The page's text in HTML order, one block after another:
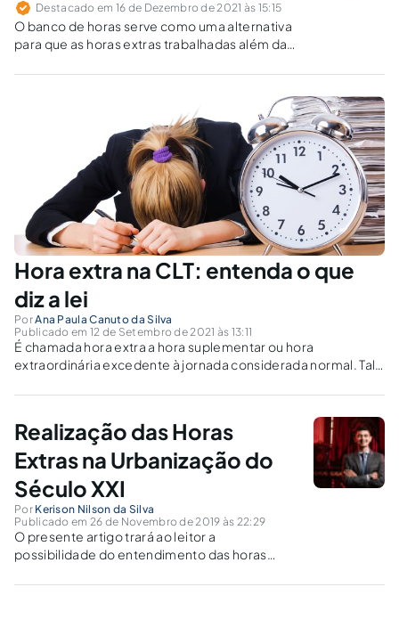
Destacado em 16 de Dezembro de 2021 às 15:15
O banco de horas serve como uma alternativa
para que as horas extras trabalhadas além da
substituindo o pagamento adicional.
Hora extra na CLT: entenda o que
diz a lei
PorAna Paula Canuto da Silva
Publicado em 12 de Setembro de 2021 às 13:11
É chamada hora extra a hora suplementar ou hora
extraordinária excedente à jornada considerada normal. Tal
Leis do Trabalho (CLT).
Realização das Horas
Extras na Urbanização do
Século XXI
Por Kerison Nilson da Silva
Publicado em 26 de Novembro de 2019 às 22:29
O presente artigo trará ao leitor a
possibilidade do entendimento das horas
do trabalhador no século XXI. Será possível